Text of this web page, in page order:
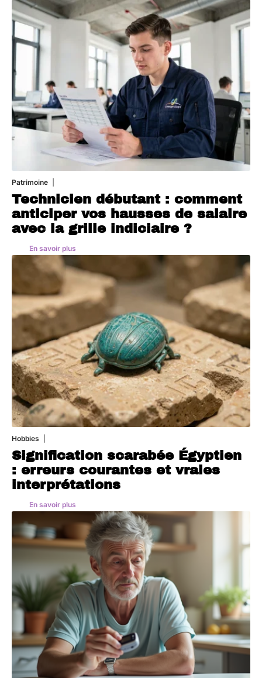
Patrimoine
Technicien débutant : comment
anticiper vos hausses de salaire
avec la grille indiciaire ?
En savoir plus
Hobbies
Signification scarabée Égyptien
: erreurs courantes et vraies
interprétations
En savoir plus